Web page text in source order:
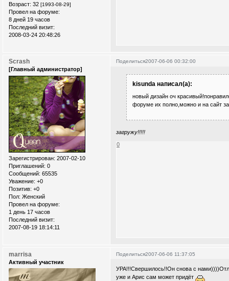
Возраст: 32 [1993-08-29]
Провел на форуме:
8 дней 19 часов
Последний визит:
2008-03-24 20:48:26
Поделиться2007-06-06 00:32:00
Scrash
[Главный администратор]
Зарегистрирован: 2007-02-10
Приглашений: 0
Сообщений: 65535
Уважение: +0
Позитив: +0
Пол: Женский
Провел на форуме:
1 день 17 часов
Последний визит:
2007-08-19 18:14:11
kisunda написал(а):
новый дизайн оч
форуме их полно,можно и на сайт
загружу!!!!!
0
Поделиться2007-06-06 11:37:05
marrisa
Активный участник
УРА!!!Свершилось!!Он снова с
уже и Арис сам может придёт